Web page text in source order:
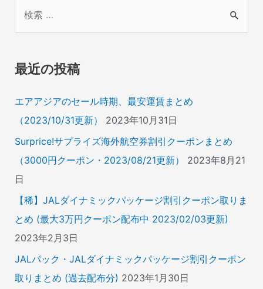
象
最近の投稿
エアアジアのセール時期、最安運賃まとめ
（2023/10/31更新）
2023年10月31日
Surprice!サプライズ海外航空券割引クーポンまとめ
（3000円クーポン・2023/08/21更新）
2023年8月21
日
【稀】JALダイナミックパッケージ割引クーポン取りま
とめ (最大3万円クーポン配布中 2023/02/03更新)
2023年2月3日
JALパック・JALダイナミックパッケージ割引クーポン
取りまとめ (過去配布分) 2023年1月30日